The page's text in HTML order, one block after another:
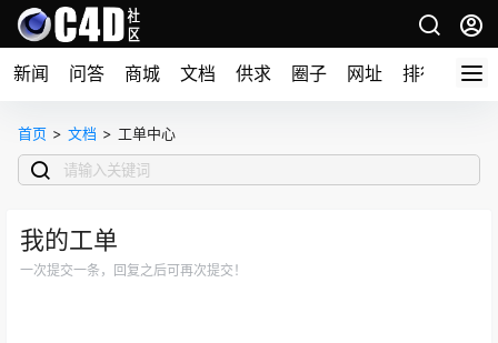
新闻 问答 商城 文档 供求 圈子 网址 排行榜
首页 > 文档 > 工单中心
我的工单
一次提交一条，回复之后可再次提交！